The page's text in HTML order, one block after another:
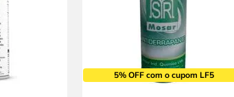
5% OFF com o cupom LF5